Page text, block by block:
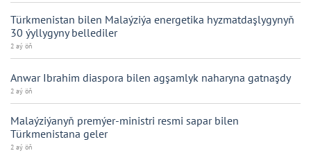
Türkmenistan bilen Malaýziýa energetika hyzmatdaşlygynyň
30 ýyllygyny bellediler
2 aý öň
Anwar Ibrahim diaspora bilen agşamlyk naharyna gatnaşdy
2 aý öň
Malaýziýanyň premýer-ministri resmi sapar bilen
Türkmenistana geler
2 aý öň